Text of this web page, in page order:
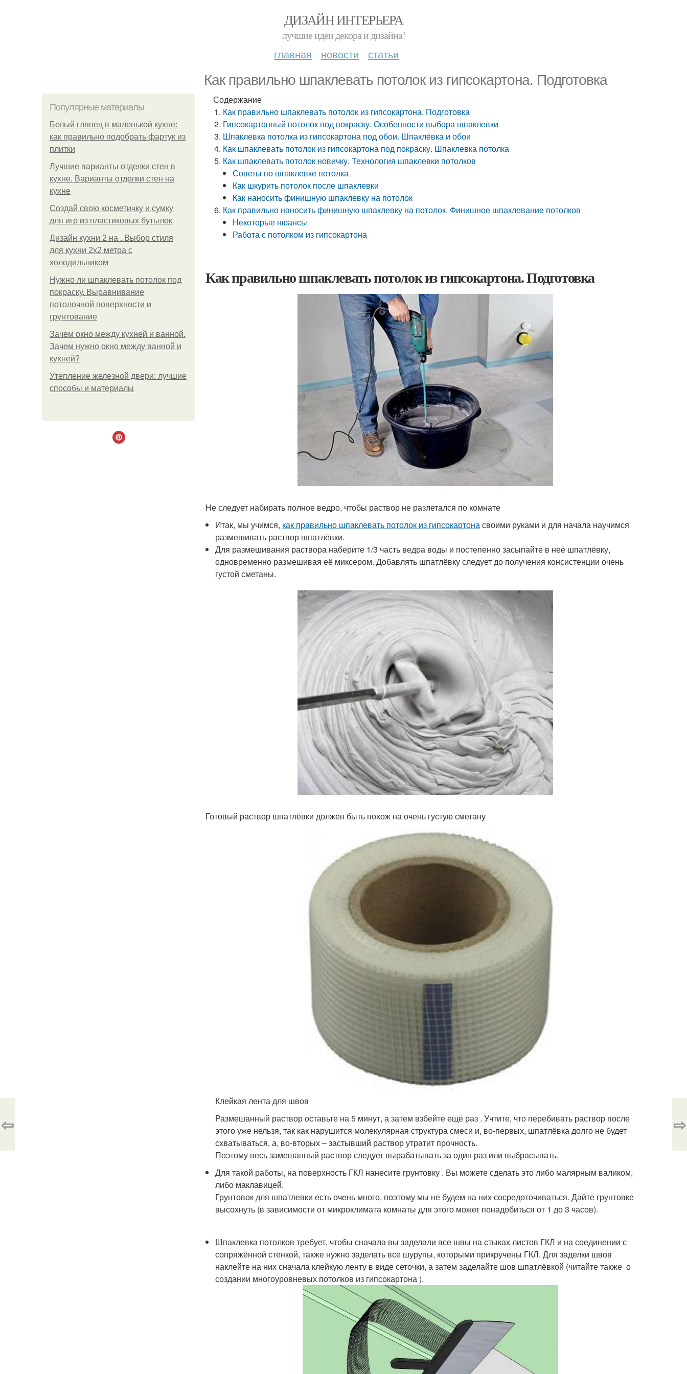
ДИЗАЙН ИНТЕРЬЕРА
лучшие идеи декора и дизайна!
главная новости статьи
Как правильно шпаклевать потолок из гипсокартона. Подготовка
Популярные материалы
Белый глянец в маленькой кухне:
как правильно подобрать фартук из
плитки
Лучшие варианты отделки стен в
кухне. Варианты отделки стен на
кухне
Создай свою косметичку и сумку
для игр из пластиковых бутылок
Дизайн кухни 2 на . Выбор стиля
для кухни 2х2 метра с
холодильником
Нужно ли шпаклевать потолок под
покраску. Выравнивание
потолочной поверхности и
грунтование
Зачем окно между кухней и ванной.
Зачем нужно окно между ванной и
кухней?
Утепление железной двери: лучшие
способы и материалы
Содержание
Как правильно шпаклевать потолок из гипсокартона. Подготовка
Гипсокартонный потолок под покраску. Особенности выбора шпаклевки
Шпаклевка потолка из гипсокартона под обои. Шпаклёвка и обои
Как шпаклевать потолок из гипсокартона под покраску. Шпаклевка потолка
Как шпаклевать потолок новичку. Технология шпаклевки потолков
Советы по шпаклевке потолка
Как шкурить потолок после шпаклевки
Как наносить финишную шпаклевку на потолок
Как правильно наносить финишную шпаклевку на потолок. Финишное шпаклевание потолков
Некоторые нюансы
Работа с потолком из гипсокартона
Как правильно шпаклевать потолок из гипсокартона. Подготовка
Не следует набирать полное ведро, чтобы раствор не разлетался по комнате
Итак, мы учимся, как правильно шпаклевать потолок из гипсокартонасвоими руками и для начала научимся
размешивать раствор шпатлёвки.
Для размешивания раствора наберите 1/3 часть ведра воды и постепенно засыпайте в неё шпатлёвку,
одновременно размешивая её миксером. Добавлять шпатлёвку следует до получения консистенции очень
густой сметаны.
Готовый раствор шпатлёвки должен быть похож на очень густую сметану
Клейкая лента для швов
Размешанный раствор оставьте на 5 минут, а затем взбейте ещё раз . Учтите, что перебивать раствор после
этого уже нельзя, так как нарушится молекулярная структура смеси и, во-первых, шпатлёвка долго не будет
схватываться, а, во-вторых – застывший раствор утратит прочность.
Поэтому весь замешанный раствор следует вырабатывать за один раз или выбрасывать.
Для такой работы, на поверхность ГКЛ нанесите грунтовку . Вы можете сделать это либо малярным валиком,
либо маклавицей.
Грунтовок для шпатлевки есть очень много, поэтому мы не будем на них сосредоточиваться. Дайте грунтовке
высохнуть (в зависимости от микроклимата комнаты для этого может понадобиться от 1 до 3 часов).
Шпаклевка потолков требует, чтобы сначала вы заделали все швы на стыках листов ГКЛ и на соединении с
сопряжённой стенкой, также нужно заделать все шурупы, которыми прикручены ГКЛ. Для заделки швов
наклейте на них сначала клейкую ленту в виде сеточки, а затем заделайте шов шпатлёвкой (читайте также о
создании многоуровневых потолков из гипсокартона ).
⇦ ⇨